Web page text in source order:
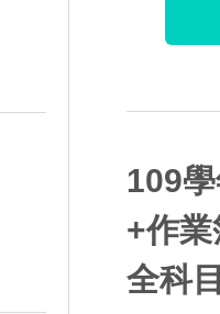
109
+作
全科